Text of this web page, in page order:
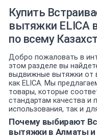
Купить
вытяжки ELICA
по всему
Добро пожаловать в
этом разделе вы
выдвижные вытяжки от
как ELICA. Мы
товары, которые
стандартам качества и
использования, так и
Почему выбирают
вытяжки в Алматы и